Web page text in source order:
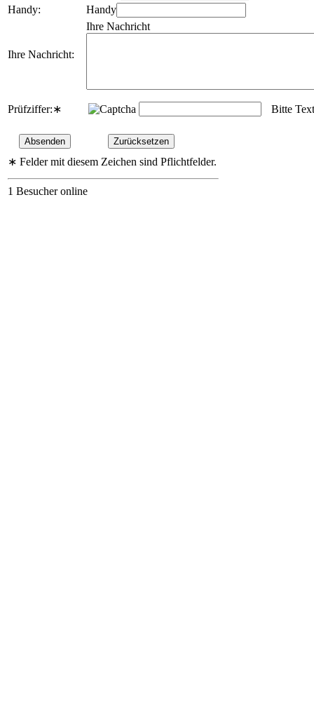
Handy:
Handy
Ihre Nachricht:
Ihre Nachricht
Prüfziffer:∗ Bitte
∗ Felder mit diesem Zeichen sind Pflichtfelder.
1 Besucher online